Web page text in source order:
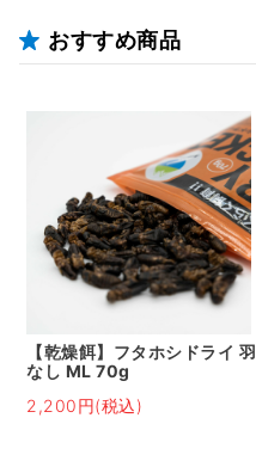
おすすめ商品
【乾燥餌】フタホシドライ 羽
なし ML 70g
2,200円(税込)